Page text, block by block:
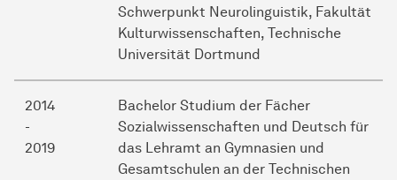
Schwerpunkt Neurolinguistik, Fakultät
Kulturwissenschaften, Technische
Universität Dortmund
2014
-
2019
Bachelor Studium der Fächer
Sozialwissenschaften und Deutsch für
das Lehramt an Gymnasien und
Gesamtschulen an der Technischen